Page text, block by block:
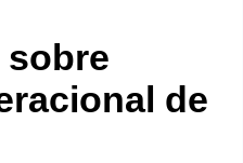
sobre
de